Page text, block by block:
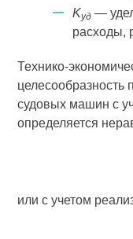
Kуд —
расходы,
Технико-
целесообразность
судовых машин с
определяется
или с учетом